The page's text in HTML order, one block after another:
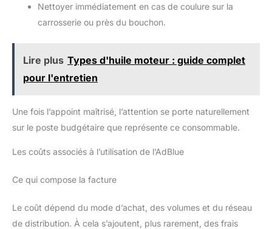
Nettoyer immédiatement en cas de coulure sur la
carrosserie ou près du bouchon.
Lire plus Types d'huile moteur : guide complet
pour l'entretien
Une fois l’appoint maîtrisé, l’attention se porte naturellement
sur le poste budgétaire que représente ce consommable.
Les coûts associés à l’utilisation de l’AdBlue
Ce qui compose la facture
Le coût dépend du mode d’achat, des volumes et du réseau
de distribution. À cela s’ajoutent, plus rarement, des frais